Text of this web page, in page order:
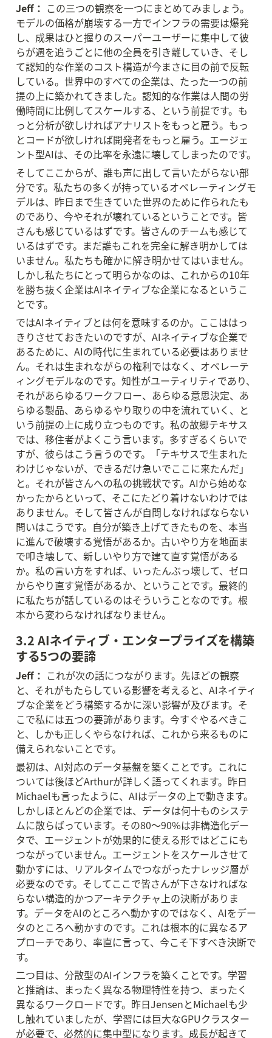
Jeff： この三つの観察を一つにまとめてみましょう。
モデルの価格が崩壊する一方でインフラの需要は爆発
し、成果はひと握りのスーパーユーザーに集中して彼
らが週を追うごとに他の全員を引き離していき、そし
て認知的な作業のコスト構造が今まさに目の前で反転
している。世界中のすべての企業は、たった一つの前
提の上に築かれてきました。認知的な作業は人間の労
働時間に比例してスケールする、という前提です。も
っと分析が欲しければアナリストをもっと雇う。もっ
とコードが欲しければ開発者をもっと雇う。エージェ
ント型AIは、その比率を永遠に壊してしまったのです。
そしてここからが、誰も声に出して言いたがらない部
分です。私たちの多くが持っているオペレーティングモ
デルは、昨日まで生きていた世界のために作られたも
のであり、今やそれが壊れているということです。皆
さんも感じているはずです。皆さんのチームも感じて
いるはずです。まだ誰もこれを完全に解き明かしては
いません。私たちも確かに解き明かせてはいません。
しかし私たちにとって明らかなのは、これからの10年
を勝ち抜く企業はAIネイティブな企業になるというこ
とです。
ではAIネイティブとは何を意味するのか。ここははっ
きりさせておきたいのですが、AIネイティブな企業で
あるために、AIの時代に生まれている必要はありませ
ん。それは生まれながらの権利ではなく、オペレーテ
ィングモデルなのです。知性がユーティリティであり、
それがあらゆるワークフロー、あらゆる意思決定、あ
らゆる製品、あらゆるやり取りの中を流れていく、と
いう前提の上に成り立つものです。私の故郷テキサス
では、移住者がよくこう言います。多すぎるくらいで
すが、彼らはこう言うのです。「テキサスで生まれた
わけじゃないが、できるだけ急いでここに来たんだ」
と。それが皆さんへの私の挑戦状です。AIから始めな
かったからといって、そこにたどり着けないわけでは
ありません。そして皆さんが自問しなければならない
問いはこうです。自分が築き上げてきたものを、本当
に進んで破壊する覚悟があるか。古いやり方を地面ま
で叩き壊して、新しいやり方で建て直す覚悟がある
か。私の言い方をすれば、いったんぶっ壊して、ゼロ
からやり直す覚悟があるか、ということです。最終的
に私たちが話しているのはそういうことなのです。根
本から変わらなければなりません。
3.2 AIネイティブ・エンタープライズを構築
する5つの要諦
Jeff： これが次の話につながります。先ほどの観察
と、それがもたらしている影響を考えると、AIネイティ
ブな企業をどう構築するかに深い影響が及びます。そ
こで私には五つの要諦があります。今すぐやるべきこ
と、しかも正しくやらなければ、これから来るものに
備えられないことです。
最初は、AI対応のデータ基盤を築くことです。これに
ついては後ほどArthurが詳しく語ってくれます。昨日
Michaelも言ったように、AIはデータの上で動きます。
しかしほとんどの企業では、データは何十ものシステ
ムに散らばっています。その80〜90%は非構造化デー
タで、エージェントが効果的に使える形ではどこにも
つながっていません。エージェントをスケールさせて
動かすには、リアルタイムでつながったナレッジ層が
必要なのです。そしてここで皆さんが下さなければな
らない構造的かつアーキテクチャ上の決断がありま
す。データをAIのところへ動かすのではなく、AIをデー
タのところへ動かすのです。これは根本的に異なるア
プローチであり、率直に言って、今こそ下すべき決断で
す。
二つ目は、分散型のAIインフラを築くことです。学習
と推論は、まったく異なる物理特性を持つ、まったく
異なるワークロードです。昨日JensenとMichaelも少
し触れていましたが、学習には巨大なGPUクラスター
が必要で、必然的に集中型になります。成長が起きて